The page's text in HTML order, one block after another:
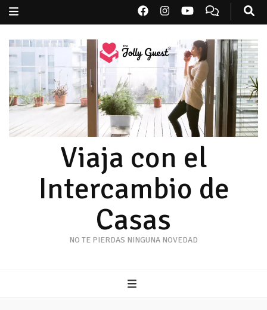
Viaja con el
Intercambio de
Casas
NO TE PIERDAS NINGUNA NOVEDAD